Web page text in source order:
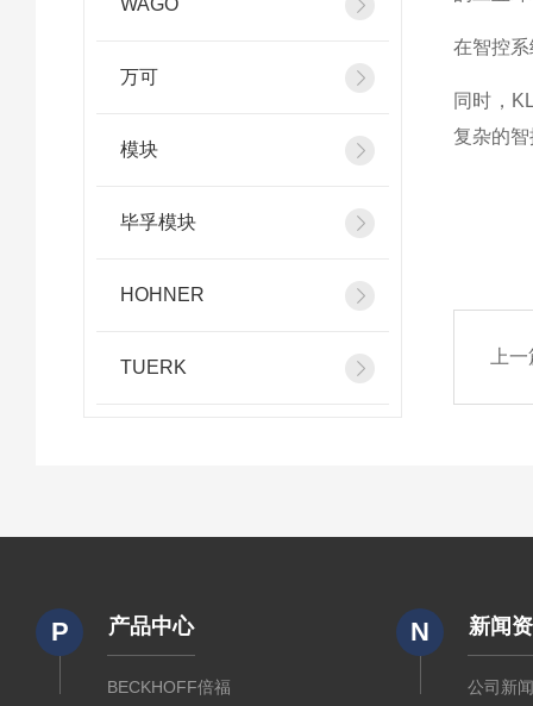
WAGO
万可
模块
毕孚模块
HOHNER
TUERK
在智控
同时，
复杂的
上
P 产品中心
BECKHOFF倍福
N 新闻
公司新